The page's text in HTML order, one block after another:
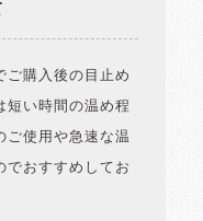
ご購入後の目止め
短い時間の温め程
ご使用や急速な温
でおすすめしてお